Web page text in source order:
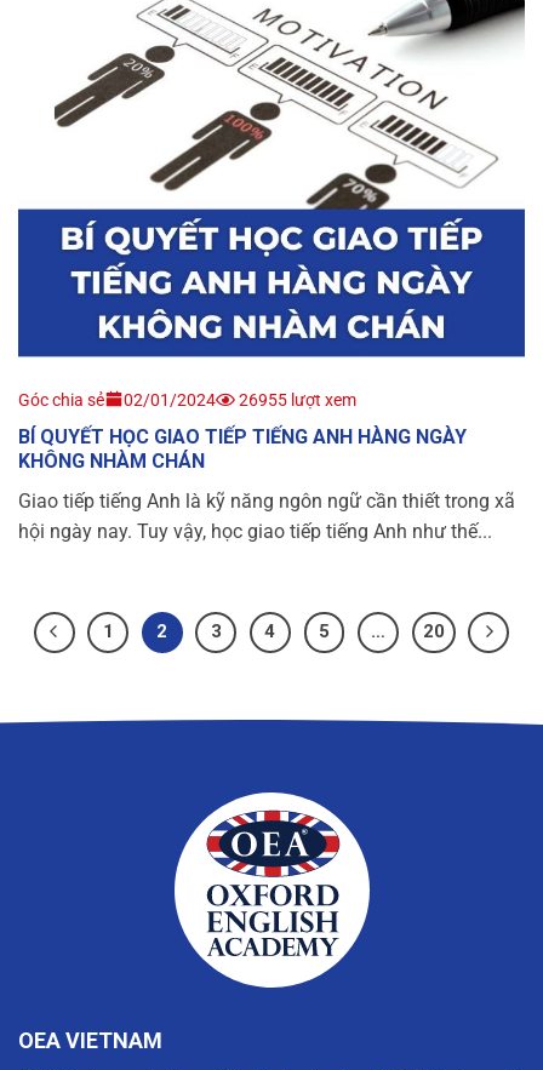
Góc chia sẻ 02/01/2024 26955 lượt xem
BÍ QUYẾT HỌC GIAO TIẾP TIẾNG ANH HÀNG NGÀY
KHÔNG NHÀM CHÁN
Giao tiếp tiếng Anh là kỹ năng ngôn ngữ cần thiết trong xã
hội ngày nay. Tuy vậy, học giao tiếp tiếng Anh như thế...
1 2 3 4 5 … 20
OEA VIETNAM